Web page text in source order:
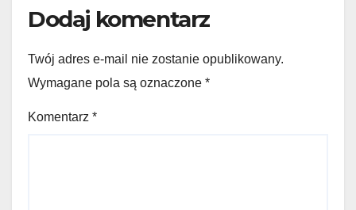
Dodaj komentarz
Twój adres e-mail nie zostanie opublikowany.
Wymagane pola są oznaczone *
Komentarz *